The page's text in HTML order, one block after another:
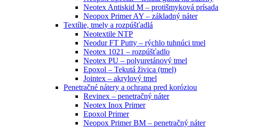
Neotex Antiskid M – protišmyková prísada
Neopox Primer AY – základný náter
Textílie, tmely a rozpúšťadlá
Neotextile NTP
Neodur FT Putty – rýchlo tuhnúci tmel
Neotex 1021 – rozpúšťadlo
Neotex PU – polyuretánový tmel
Epoxol – Tekutá živica (tmel)
Jointex – akrylový tmel
Penetračné nátery a ochrana pred koróziou
Revinex – penetračný náter
Neotex Inox Primer
Epoxol Primer
Neopox Primer BM – penetračný náter